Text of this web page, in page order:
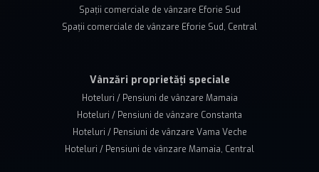
Spații comerciale de vânzare Eforie Sud
Spații comerciale de vânzare Eforie Sud, Central
Vânzări proprietăți speciale
Hoteluri / Pensiuni de vânzare Mamaia
Hoteluri / Pensiuni de vânzare Constanta
Hoteluri / Pensiuni de vânzare Vama Veche
Hoteluri / Pensiuni de vânzare Mamaia, Central